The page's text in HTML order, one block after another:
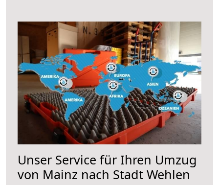
Unser Service für Ihren Umzug
von Mainz nach Stadt Wehlen